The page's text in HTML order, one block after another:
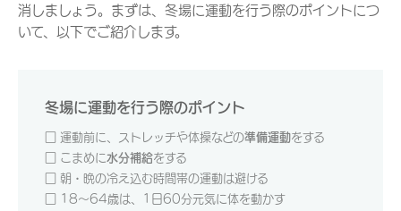
消しましょう。まずは、冬場に運動を行う際のポイントにつ
いて、以下でご紹介します。
冬場に運動を行う際のポイント
□ 運動前に、ストレッチや体操などの準備運動 をする
□ こまめに水分補給をする
□ 朝・晩の冷え込む時間帯の運動は避ける
□ 18～64歳は、1日60分元気に体を動かす